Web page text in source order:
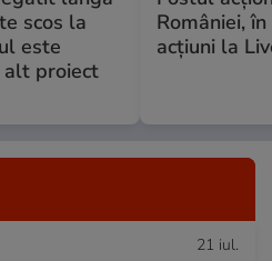
scos la
este
alt proiect
României,
acțiuni la
21 iul.